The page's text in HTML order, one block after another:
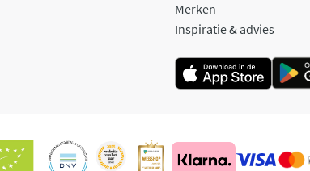
Merken
Inspiratie & advies